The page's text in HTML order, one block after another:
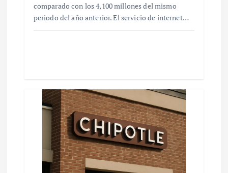
comparado con los 4,100 millones del mismo
periodo del año anterior. El servicio de internet…